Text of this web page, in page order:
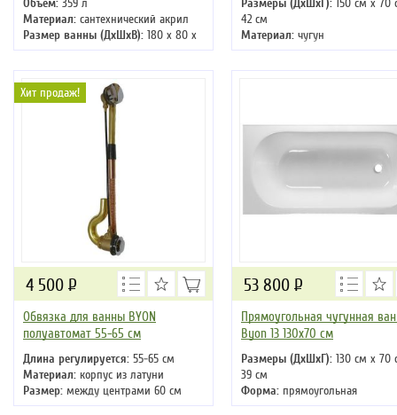
Материал: сантехнический акрил
Размер ванны (ДхШхВ): 180 х 80 х
63 см
42 см
Материал: чугун
Вес:90 кг
Хит продаж!
Обвязка для ванны BYON
полуавтомат 55-65 см
Длина регулируется: 55-65 см
Материал: корпус из латуни
Размер: между центрами 60 см
4 500 Р
Прямоугольная чугунная
Byon 13 130x70 см
Размеры (ДхШхГ): 130 см х 70
39 см
Форма: прямоугольная
Материал:чугун
53 800 Р